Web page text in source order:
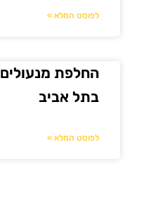
לפוסט המלא »
החלפת מנעולים
בתל אביב
לפוסט המלא »